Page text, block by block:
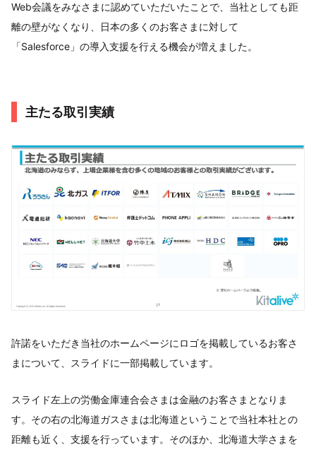
Web会議をみなさまに認めていただいたことで、当社としても距
離の壁がなくなり、日本の多くのお客さまに対して
「Salesforce」の導入支援を行える機会が増えました。
主たる取引実績
許諾をいただき当社のホームページにロゴを掲載しているお客さ
まについて、スライドに一部掲載しています。
スライド左上の労働金庫連合会さまは金融のお客さまとなりま
す。その右の北海道ガスさまは北海道ということで当社本社との
距離も近く、支援を行っています。そのほか、北海道大学さまを